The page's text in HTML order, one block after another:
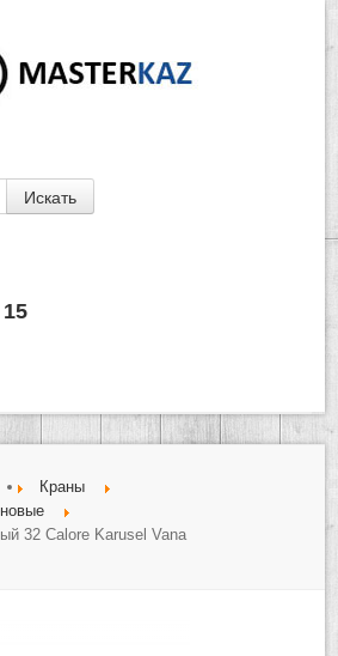
Краны
32 Calore Karusel Vana